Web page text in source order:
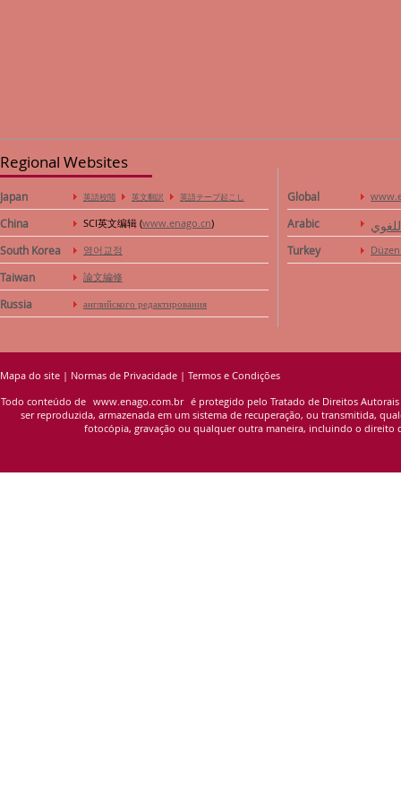
Regional Websites
Japan 英語校閲 英文翻訳 英語テープ起こし
China SCI英文编辑 (www.enago.cn)
South Korea 영어교정
Taiwan 論文編修
Russia английского редактирования
Global
Arabic
Turkey
Mapa do site | Normas de Privacidade | Termos e Condições
Todo conteúdo de www.enago.com.br é protegido pelo Tratado de Direitos
ser reproduzida, armazenada em um sistema de recuperação, ou transmitida,
fotocópia, gravação ou qualquer outra maneira, incluindo o direito